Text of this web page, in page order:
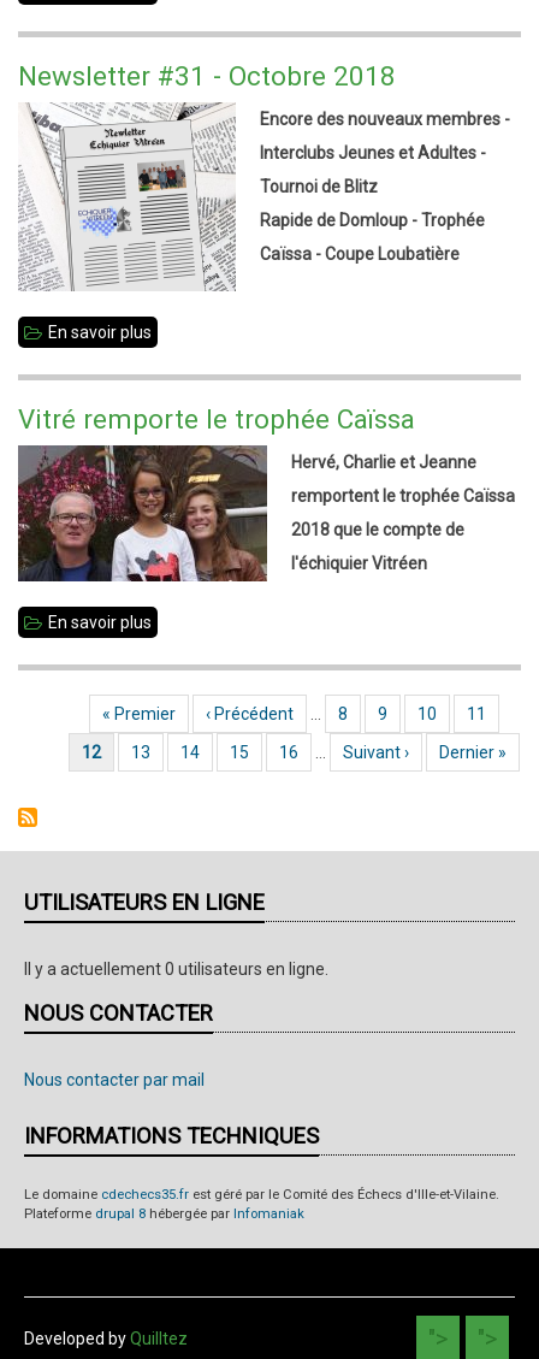
Claude
Loubatière
à
Vitré
le
11
novembre
Newsletter #31 - Octobre 2018
Encore des nouveaux membres -
Interclubs Jeunes et Adultes -
Tournoi de Blitz
Rapide de Domloup - Trophée
Caïssa - Coupe Loubatière
En savoir plus
-
Octobre
2018
Vitré remporte le trophée Caïssa
Hervé, Charlie et Jeanne
remportent le trophée Caïssa
2018 que le compte de
l'échiquier Vitréen
En savoir plus
le
trophée
Pagination
Première page
« Premier Page précédente
‹ Précédent … Page
8 Page
9 Page
10 Page
11
Page courante
12 Page
13 Page
14 Page
15 Page
16 … Page suivante
Suivant › Dernière page
Dernier »
UTILISATEURS EN LIGNE
Il y a actuellement 0 utilisateurs en ligne.
NOUS CONTACTER
Nous contacter par mail
INFORMATIONS TECHNIQUES
Le domaine cdechecs35.fr est géré par le Comité des Échecs d'Ille-et-Vilaine.
Plateforme drupal 8 hébergée par Infomaniak
Developed byQuilltez "> ">